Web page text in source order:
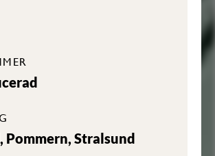
Pommern, Stralsund